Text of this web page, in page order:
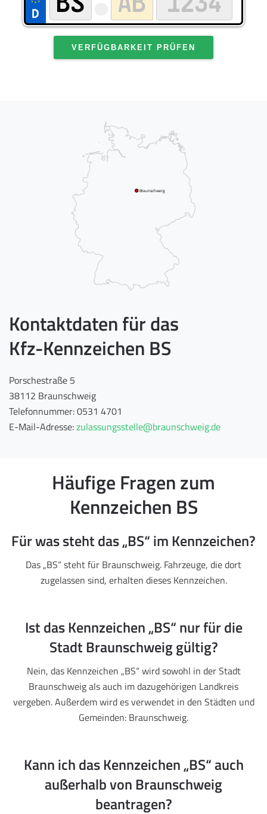
VERFÜGBARKEIT PRÜFEN
Braunschweig
Kontaktdaten für das
Kfz-Kennzeichen BS
Porschestraße 5
38112 Braunschweig
Telefonnummer: 0531 4701
E-Mail-Adresse:zulassungsstelle@braunschweig.de
Häufige Fragen zum
Kennzeichen BS
Für was steht das „BS“ im Kennzeichen?
Das „BS“ steht für Braunschweig. Fahrzeuge, die dort
zugelassen sind, erhalten dieses Kennzeichen.
Ist das Kennzeichen „BS“ nur für die
Stadt Braunschweig gültig?
Nein, das Kennzeichen „BS“ wird sowohl in der Stadt
Braunschweig als auch im dazugehörigen Landkreis
vergeben. Außerdem wird es verwendet in den Städten und
Gemeinden: Braunschweig.
Kann ich das Kennzeichen „BS“ auch
außerhalb von Braunschweig
beantragen?